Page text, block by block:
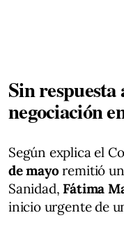
Sin
negociación
Según explica el
de mayoremitió
Sanidad, Fátima
inicio urgente de